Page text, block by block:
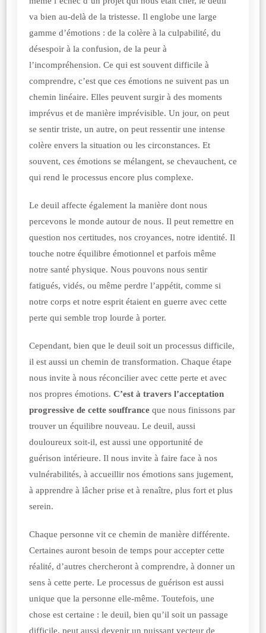
va bien au-delà de la tristesse. Il englobe une large
gamme d’émotions : de la colère à la culpabilité, du
désespoir à la confusion, de la peur à
l’incompréhension. Ce qui est souvent difficile à
comprendre, c’est que ces émotions ne suivent pas un
chemin linéaire. Elles peuvent surgir à des moments
imprévus et de manière imprévisible. Un jour, on peut
se sentir triste, un autre, on peut ressentir une intense
colère envers la situation ou les circonstances. Et
souvent, ces émotions se mélangent, se chevauchent, ce
qui rend le processus encore plus complexe.
Le deuil affecte également la manière dont nous
percevons le monde autour de nous. Il peut remettre en
question nos certitudes, nos croyances, notre identité. Il
touche notre équilibre émotionnel et parfois même
notre santé physique. Nous pouvons nous sentir
fatigués, vidés, ou même perdre l’appétit, comme si
notre corps et notre esprit étaient en guerre avec cette
perte qui semble trop lourde à porter.
Cependant, bien que le deuil soit un processus difficile,
il est aussi un chemin de transformation. Chaque étape
nous invite à nous réconcilier avec cette perte et avec
nos propres émotions. C’est à travers l’acceptation
progressive de cette souffrance que nous finissons par
trouver un équilibre nouveau. Le deuil, aussi
douloureux soit-il, est aussi une opportunité de
guérison intérieure. Il nous invite à faire face à nos
vulnérabilités, à accueillir nos émotions sans jugement,
à apprendre à lâcher prise et à renaître, plus fort et plus
serein.
Chaque personne vit ce chemin de manière différente.
Certaines auront besoin de temps pour accepter cette
réalité, d’autres chercheront à comprendre, à donner un
sens à cette perte. Le processus de guérison est aussi
unique que la personne elle-même. Toutefois, une
chose est certaine : le deuil, bien qu’il soit un passage
difficile, peut aussi devenir un puissant vecteur de